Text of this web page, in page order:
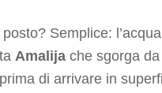
Semplice:
Amalija che sgorga
di arrivare in